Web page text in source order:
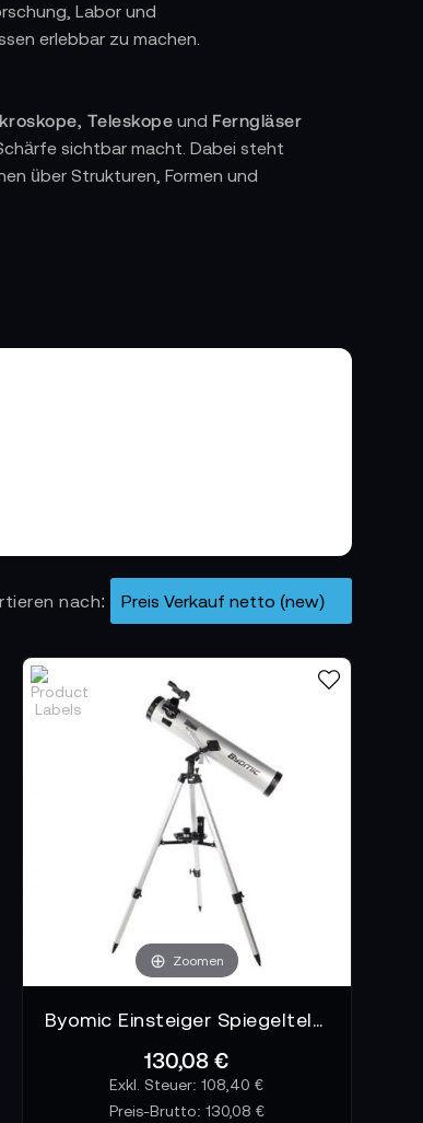
Labor und
erlebbar zu machen.
Teleskope und Ferngläser
sichtbar macht. Dabei steht
über Strukturen, Formen und
Entdeckung. Sie lädt dazu ein,
und Teleskopen –
nach
Zoomen
Byomic Einsteiger Spiegelteleskop 76/700 mit Koffer Teleskop
130,08 €
108,40 €
Preis-Brutto: 130,08 €